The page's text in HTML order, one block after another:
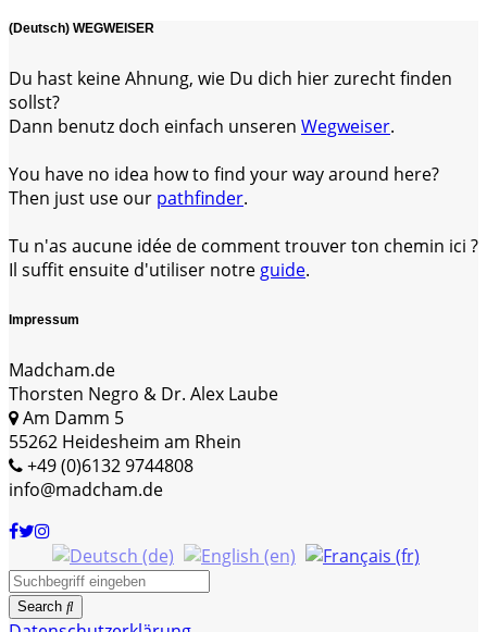
(Deutsch) WEGWEISER
Du hast keine Ahnung, wie Du dich hier zurecht finden
sollst?
Dann benutz doch einfach unseren Wegweiser.
You have no idea how to find your way around here?
Then just use our pathfinder.
Tu n'as aucune idée de comment trouver ton chemin ici ?
Il suffit ensuite d'utiliser notre guide.
Impressum
Madcham.de
Thorsten Negro & Dr. Alex Laube
Am Damm 5
55262 Heidesheim am Rhein
+49 (0)6132 9744808
info@madcham.de
Search